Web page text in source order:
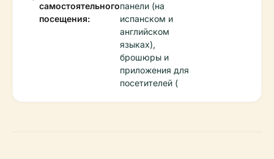
самостоятельного
посещения:
панели (на
испанском и
английском
языках),
брошюры и
приложения для
посетителей (